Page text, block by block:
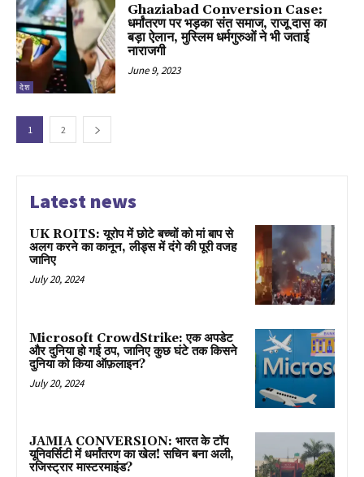
देश
Ghaziabad Conversion Case:
धर्मांतरण पर भड़का संत समाज, राजू दास का
बड़ा ऐलान, मुस्लिम धर्मगुरुओं ने भी जताई
नाराजगी
June 9, 2023
1 2
Latest news
UK ROITS: यूरोप में छोटे बच्चों को मां बाप से
अलग करने का कानून, लीड्स में दंगे की पूरी वजह
जानिए
July 20, 2024
Microsoft CrowdStrike: एक अपडेट
और दुनिया हो गई ठप, जानिए कुछ घंटे तक किसने
दुनिया को किया ऑफ़लाइन?
July 20, 2024
JAMIA CONVERSION: भारत के टॉप
यूनिवर्सिटी में धर्मांतरण का खेल! सचिन बना अली,
रजिस्ट्रार मास्टरमाइंड?